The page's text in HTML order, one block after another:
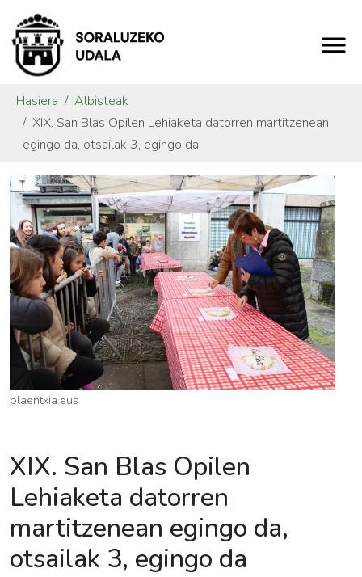
Hasiera
Albisteak
XIX. San Blas Opilen Lehiaketa datorren martitzenean
egingo da, otsailak 3, egingo da
plaentxia.eus
XIX. San Blas Opilen
Lehiaketa datorren
martitzenean egingo da,
otsailak 3, egingo da